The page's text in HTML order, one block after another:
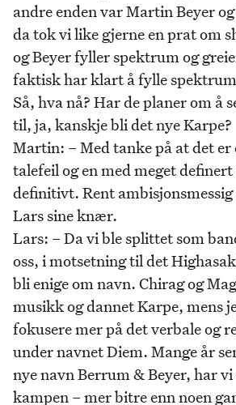
andre enden var Martin Beyer
da tok vi like gjerne en prat om
og Beyer fyller spektrum og
faktisk har klart å fylle
Så, hva nå? Har de planer om å
til, ja, kanskje bli det nye Karpe?
Martin: – Med tanke på at det er
talefeil og en med meget definert
definitivt. Rent
Lars sine knær.
Lars: – Da vi ble splittet som
oss, i motsetning til det
bli enige om navn. Chirag og
musikk og dannet Karpe, mens
fokusere mer på det verbale og
under navnet Diem. Mange år
nye navn Berrum & Beyer, har
kampen – mer bitre enn noen